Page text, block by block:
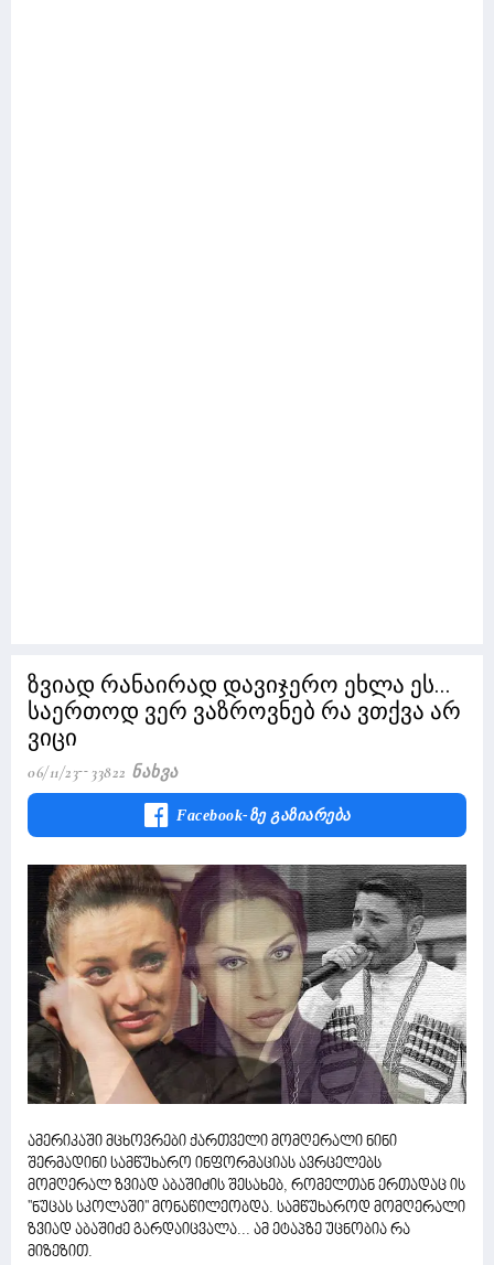
ზვიად რანაირად დავიჯერო ეხლა ეს...
საერთოდ ვერ ვაზროვნებ რა ვთქვა არ
ვიცი
06/11/23 33822 Ნახვა
Facebook-Ზე Გაზიარება
ამერიკაში მცხოვრები ქართველი მომღერალი ნინი
შერმადინი სამწუხარო ინფორმაციას ავრცელებს
მომღერალ ზვიად აბაშიძის შესახებ, რომელთან ერთადაც ის
''ნუცას სკოლაში'' მონაწილეობდა. სამწუხაროდ მომღერალი
ზვიად აბაშიძე გარდაიცვალა... ამ ეტაპზე უცნობია რა
მიზეზით.